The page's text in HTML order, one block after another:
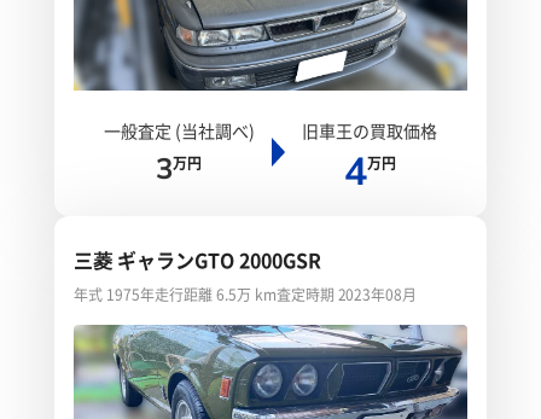
一般査定 (当社調べ)
3万円
旧車王の買取価格
4万円
三菱 ギャランGTO 2000GSR
年式 1975年走行距離 6.5万 km査定時期 2023年08月